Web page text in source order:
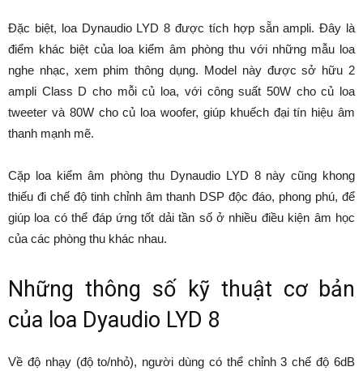
Đặc biệt, loa Dynaudio LYD 8 được tích hợp sẵn ampli. Đây là
điểm khác biệt của loa kiểm âm phòng thu với những mẫu loa
nghe nhạc, xem phim thông dụng. Model này được sở hữu 2
ampli Class D cho mỗi củ loa, với công suất 50W cho củ loa
tweeter và 80W cho củ loa woofer, giúp khuếch đại tín hiệu âm
thanh mạnh mẽ.
Cặp loa kiểm âm phòng thu Dynaudio LYD 8 này cũng khong
thiếu đi chế độ tinh chỉnh âm thanh DSP độc đáo, phong phú, để
giúp loa có thể đáp ứng tốt dải tần số ở nhiều điều kiện âm học
của các phòng thu khác nhau.
Những thông số kỹ thuật cơ bản
của loa Dyaudio LYD 8
Về độ nhạy (độ to/nhỏ), người dùng có thể chỉnh 3 chế độ 6dB